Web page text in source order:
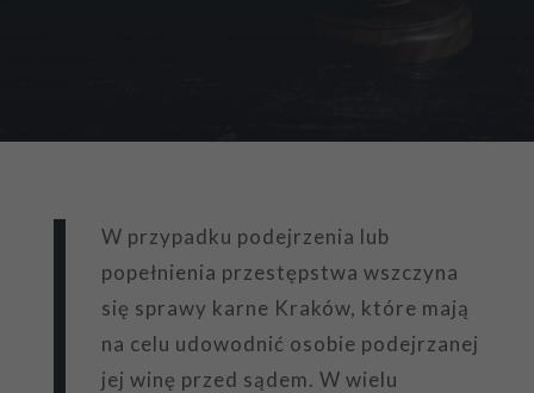
W przypadku podejrzenia lub
popełnienia przestępstwa wszczyna
się sprawy karne Kraków, które mają
na celu udowodnić osobie podejrzanej
jej winę przed sądem. W wielu